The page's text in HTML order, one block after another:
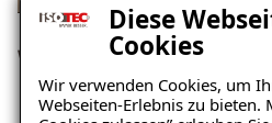
Diese
Cookies
Wir verwenden Cookies, um
Webseiten-Erlebnis zu bieten.
Wärmebrücke bei
Balkonplatten